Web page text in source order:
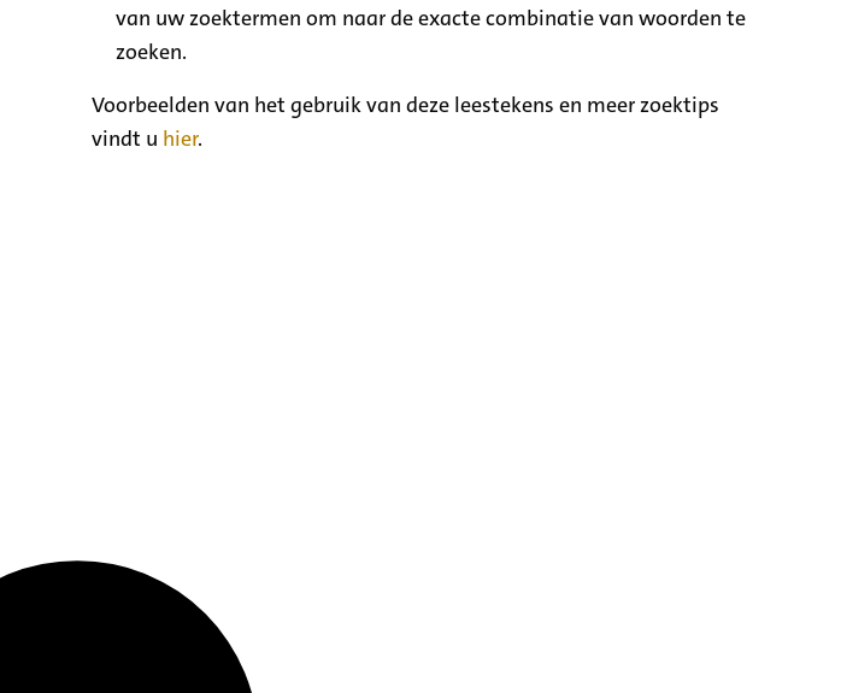
van uw zoektermen om naar de exacte combinatie van woorden te
zoeken.
Voorbeelden van het gebruik van deze leestekens en meer zoektips
vindt u hier.